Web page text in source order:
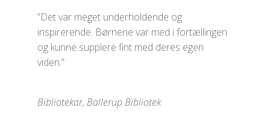
”Det var meget underholdende og
inspirerende. Børnene var med i fortællingen
og kunne supplere fint med deres egen
viden.”
Bibliotekar, Ballerup Bibliotek